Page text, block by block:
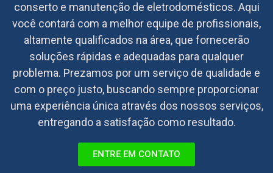
conserto e manutenção de eletrodomésticos. Aqui
você contará com a melhor equipe de profissionais,
altamente qualificados na área, que fornecerão
soluções rápidas e adequadas para qualquer
problema. Prezamos por um serviço de qualidade e
com o preço justo, buscando sempre proporcionar
uma experiência única através dos nossos serviços,
entregando a satisfação como resultado.
ENTRE EM CONTATO